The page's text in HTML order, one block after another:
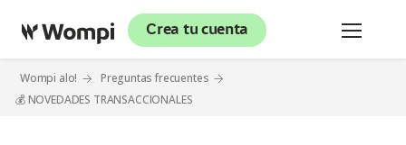
Crea tu cuenta
Wompi alo!
Preguntas frecuentes
💰 NOVEDADES TRANSACCIONALES